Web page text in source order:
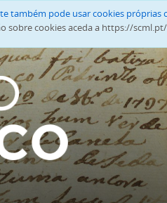
também pode usar cookies
sobre cookies aceda a https://